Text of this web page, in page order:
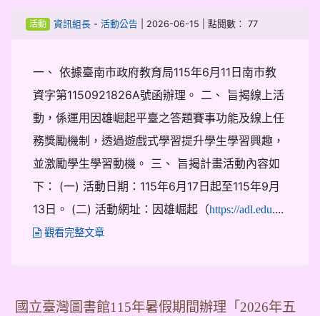
活動 資訊組長- 活動公告 | 2026-06-15 | 點閱數： 77
一、 依據臺南市政府教育局115年6月11日南市教
資字第1150921826A號函辦理。 二、 旨揭線上活
動，係運用因雄崛起平臺之答題賽事功能及線上任
務獎勵機制，透過遊戲式學習提升學生學習興趣，
並激勵學生學習動機。 三、 旨揭計畫活動內容如
下： (一) 活動日期：115年6月17日起至115年9月
13日。 (二) 活動網址：因雄崛起（https://adl.edu....
觀看完整文章
國立臺灣圖書館115年暑假期間辦理「2026年五